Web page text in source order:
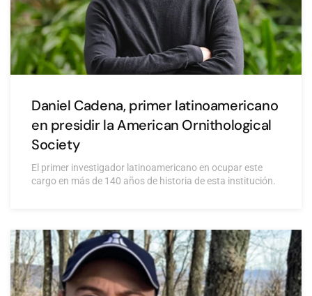
Daniel Cadena, primer latinoamericano
en presidir la American Ornithological
Society
El primer investigador latinoamericano en ocupar este
cargo en más de 140 años de historia de esta institución.